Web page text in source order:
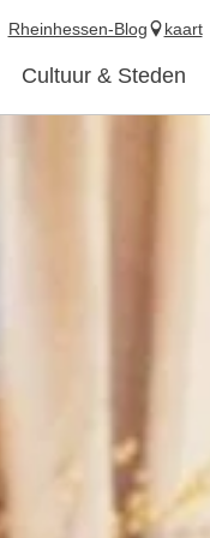
Cultuur & Steden
Rheinhessen-Blog kaart